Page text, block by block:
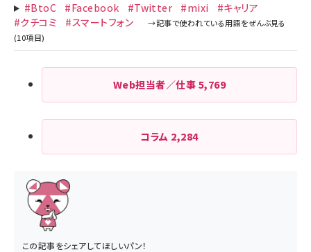
#BtoC #Facebook #Twitter #mixi
#キャリア
#クチコミ
#スマートフォン
Web担当者／仕事 5,769
コラム 2,284
この記事をシェアしてほしいパン！